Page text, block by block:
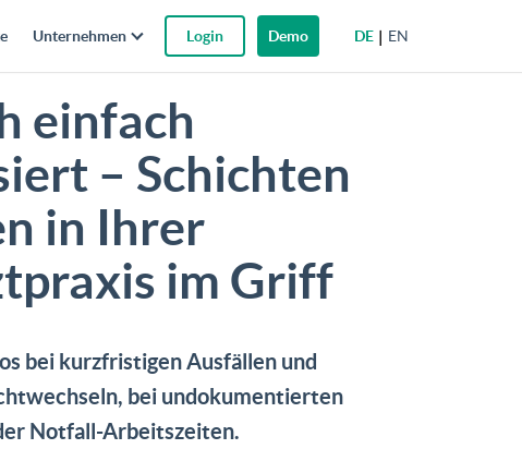
DE EN
Unternehmen Login Demo
einfach
– Schichten
in Ihrer
im Griff
bei kurzfristigen Ausfällen und
bei undokumentierten
Notfall-Arbeitszeiten.